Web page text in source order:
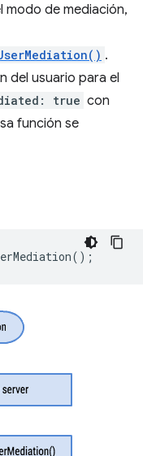
modo de mediación,
.
del usuario para el
true con
función se
();